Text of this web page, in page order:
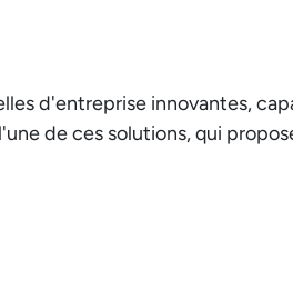
d'entreprise innovantes,
de ces solutions, qui